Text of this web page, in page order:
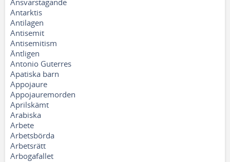
Ansvarstagande
Antarktis
Antilagen
Antisemit
Antisemitism
Äntligen
Antonio Guterres
Apatiska barn
Appojaure
Appojauremorden
Aprilskämt
Arabiska
Arbete
Arbetsbörda
Arbetsrätt
Arbogafallet